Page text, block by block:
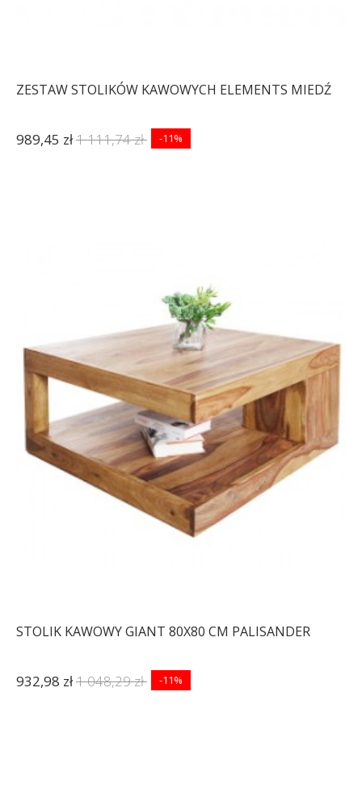
ZESTAW STOLIKÓW KAWOWYCH ELEMENTS MIEDŹ
989,45 zł1 111,74 zł -11%
STOLIK KAWOWY GIANT 80X80 CM PALISANDER
932,98 zł1 048,29 zł -11%